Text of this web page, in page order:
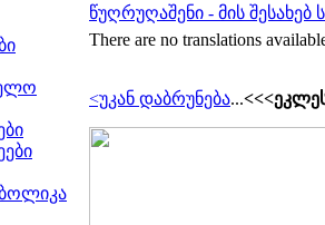
წუღრუღაშენი - მის შესახებ
There are no translations
<უკან დაბრუნება...